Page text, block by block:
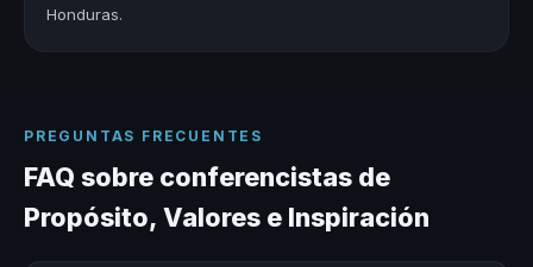
Honduras.
PREGUNTAS FRECUENTES
FAQ sobre conferencistas de
Propósito, Valores e Inspiración